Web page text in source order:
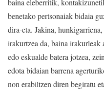
baina eleberritik,
benetako pertsonaiak bidaia
dira-eta. Jakina,
irakurtzea da, baina irakurleak
edo eskualde batera jotzea,
edota bidaian barrena
non erabiltzen diren begiratu